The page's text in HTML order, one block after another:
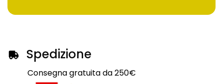
Spedizione
Consegna gratuita da 250€